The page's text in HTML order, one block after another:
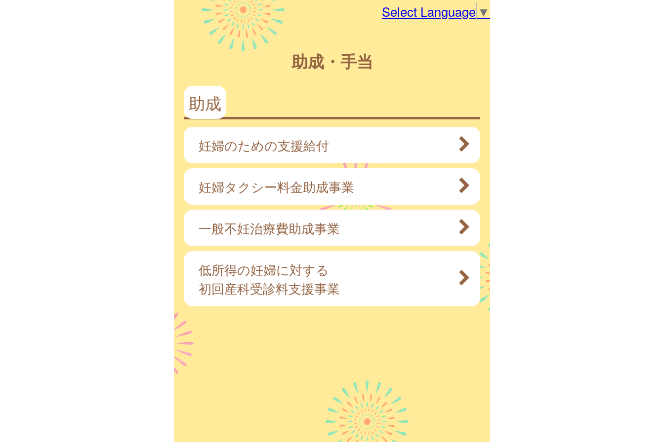
Select Language ▼
助成・手当
助成
妊婦のための支援給付
妊婦タクシー料金助成事業
一般不妊治療費助成事業
低所得の妊婦に対する
初回産科受診料支援事業